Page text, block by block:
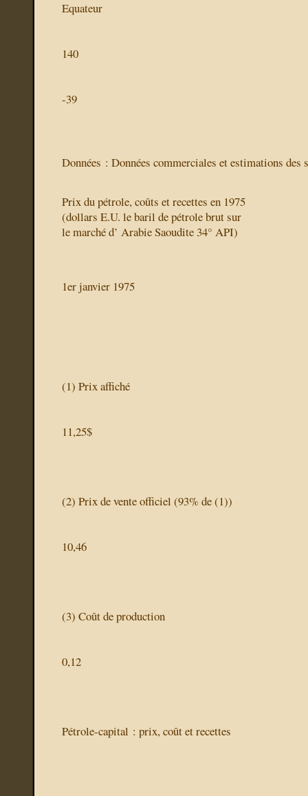
Equateur
140
-39
Données : Données commerciales et estimations des
Prix du pétrole, coûts et recettes en 1975
(dollars E.U. le baril de pétrole brut sur
le marché d’ Arabie Saoudite 34° API)
1er janvier 1975
(1) Prix affiché
11,25$
(2) Prix de vente officiel (93% de (1))
10,46
(3) Coût de production
0,12
Pétrole-capital : prix, coût et recettes